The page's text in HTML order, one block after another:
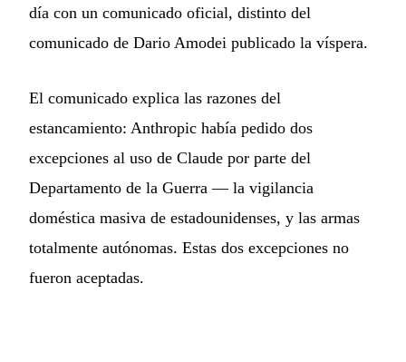
día con un comunicado oficial, distinto del
comunicado de Dario Amodei publicado la víspera.
El comunicado explica las razones del
estancamiento: Anthropic había pedido dos
excepciones al uso de Claude por parte del
Departamento de la Guerra — la vigilancia
doméstica masiva de estadounidenses, y las armas
totalmente autónomas. Estas dos excepciones no
fueron aceptadas.